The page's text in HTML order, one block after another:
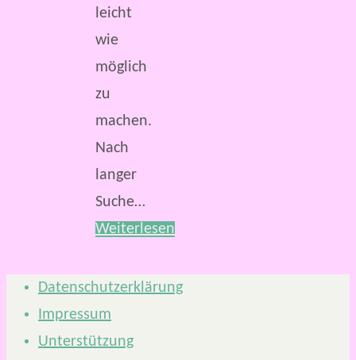
leicht
wie
möglich
zu
machen.
Nach
langer
Suche…
Weiterlesen
Datenschutzerklärung
Impressum
Unterstützung